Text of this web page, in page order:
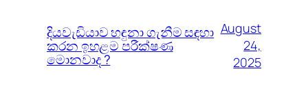
දියවැඩියාව හඳුනා ගැනීම සඳහා
කරන ඉහළම පරීක්ෂණ
මොනවාද ?
August
24,
2025